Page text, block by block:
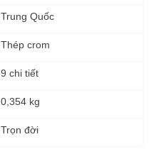
Trung Quốc
Thép crom
9 chi tiết
0,354 kg
Trọn đời